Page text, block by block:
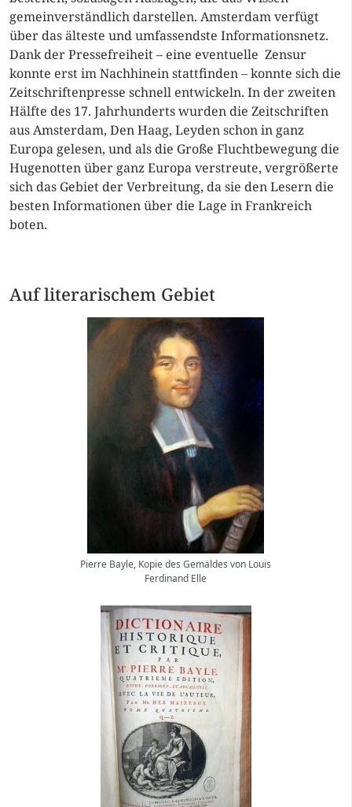
gemeinverständlich darstellen. Amsterdam verfügt
über das älteste und umfassendste Informationsnetz.
Dank der Pressefreiheit – eine eventuelle Zensur
konnte erst im Nachhinein stattfinden – konnte sich die
Zeitschriftenpresse schnell entwickeln. In der zweiten
Hälfte des 17. Jahrhunderts wurden die Zeitschriften
aus Amsterdam, Den Haag, Leyden schon in ganz
Europa gelesen, und als die Große Fluchtbewegung die
Hugenotten über ganz Europa verstreute, vergrößerte
sich das Gebiet der Verbreitung, da sie den Lesern die
besten Informationen über die Lage in Frankreich
boten.
Auf literarischem Gebiet
Pierre Bayle, Kopie des Gemäldes von Louis
Ferdinand Elle